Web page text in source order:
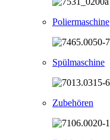
Poliermaschine
Spülmaschine
Zubehören